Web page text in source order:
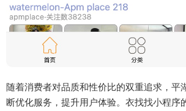
随着消费者对品质和性价比的双重追求，平
断优化服务，提升用户体验。衣找找小程序